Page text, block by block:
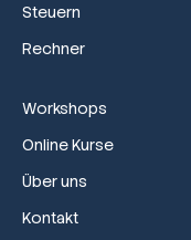
Steuern
Rechner
Workshops
Online Kurse
Über uns
Kontakt